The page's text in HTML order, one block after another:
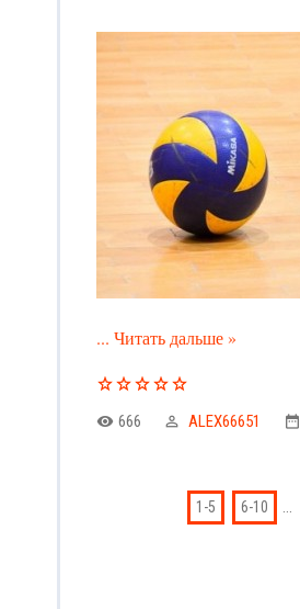
... Читать дальше »
666 ALEX66651
1-5 6-10